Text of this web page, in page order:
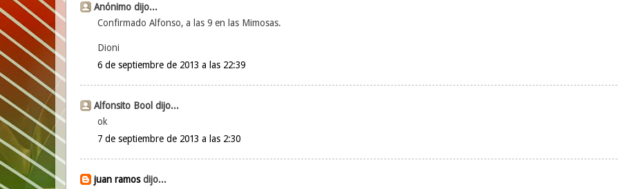
Anónimo dijo...
Confirmado Alfonso, a las 9 en las Mimosas.
Dioni
6 de septiembre de 2013 a las 22:39
Alfonsito Bool dijo...
ok
7 de septiembre de 2013 a las 2:30
juan ramosdijo...